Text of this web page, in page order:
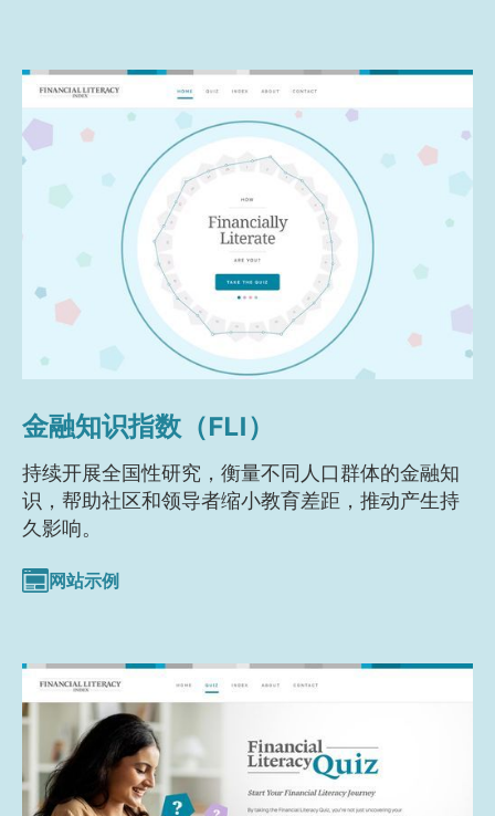
金融知识指数（FLI）
持续开展全国性研究，衡量不同人口群体的金融知
识，帮助社区和领导者缩小教育差距，推动产生持
久影响。
网站示例